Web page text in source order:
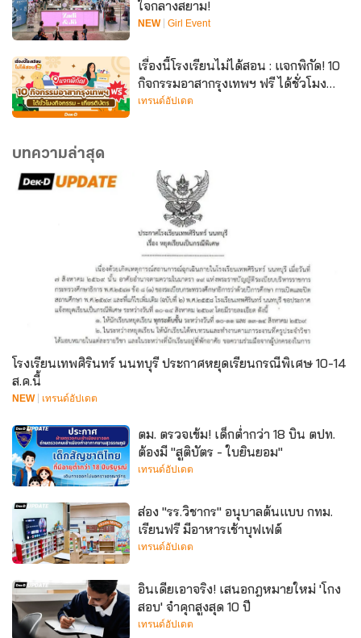
ใจกลางสยาม!
NEW Girl Event
เรื่องนี้โรงเรียนไม่ได้สอน : แจกพิกัด! 10
กิจกรรมอาสากรุงเทพฯ ฟรี ได้ชั่วโมง
กิจกรรม - เกียรติบัตร
เทรนด์อัปเดต
บทความล่าสุด
โรงเรียนเทพศิรินทร์ นนทบุรี ประกาศหยุดเรียนกรณีพิเศษ 10-14
ส.ค.นี้
NEW เทรนด์อัปเดต
ตม. ตรวจเข้ม! เด็กต่ำกว่า 18 บิน ตปท.
ต้องมี "สูติบัตร - ใบยินยอม"
เทรนด์อัปเดต
ส่อง "รร.วิชากร" อนุบาลต้นแบบ กทม.
เรียนฟรี มีอาหารเช้าบุฟเฟต์
เทรนด์อัปเดต
อินเดียเอาจริง! เสนอกฎหมายใหม่ 'โกง
สอบ' จำคุกสูงสุด 10 ปี
เทรนด์อัปเดต